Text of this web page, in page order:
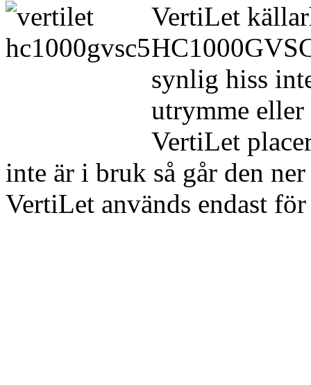
VertiLet
synlig hiss
utrymme
VertiLet
inte är i bruk så går den
VertiLet används endast